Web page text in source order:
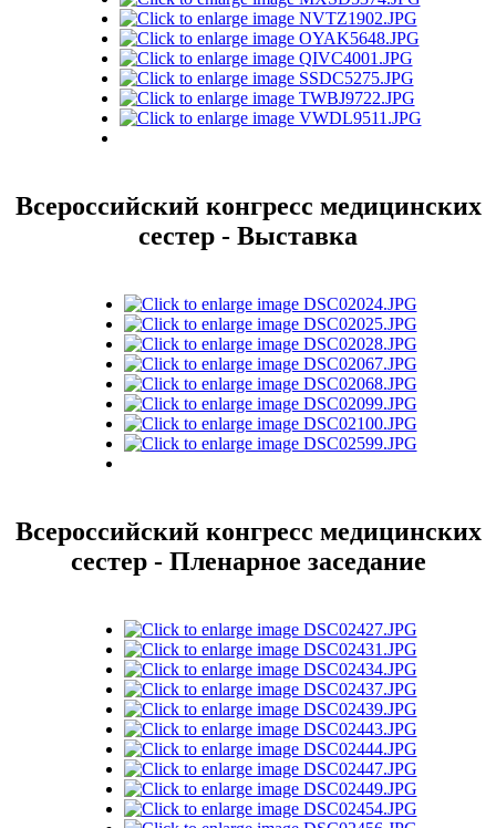
Всероссийский конгресс медицинских
сестер - Выставка
Всероссийский конгресс медицинских
сестер - Пленарное заседание